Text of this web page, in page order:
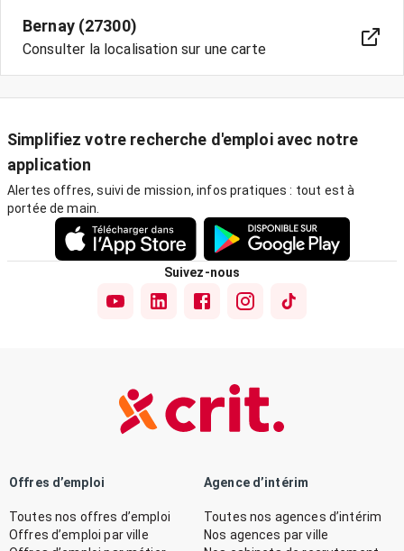
Bernay (27300)
Consulter la localisation sur une carte
Simplifiez votre recherche d'emploi avec notre
application
Alertes offres, suivi de mission, infos pratiques : tout est à
portée de main.
Suivez-nous
Offres d’emploi
Toutes nos offres d’emploi
Offres d’emploi par ville
Agence d’intérim
Toutes nos agences d’intérim
Nos agences par ville